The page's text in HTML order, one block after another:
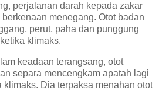
perjalanan darah kepada zakar
menegang. Otot badan
perut, paha dan punggung
klimaks.
keadaan terangsang, otot
separa mencengkam apatah lagi
Dia terpaksa menahan otot